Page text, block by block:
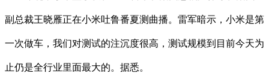
副总裁王晓雁正在小米吐鲁番夏测曲播。雷军暗示，小米是第
一次做车，我们对测试的注沉度很高，测试规模到目前今天为
止仍是全行业里面最大的。据悉。